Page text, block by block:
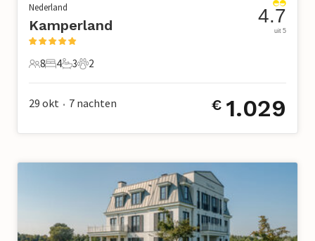
Nederland
Kamperland
8 Gasten
8
4 Slaapkamers
4
3 Badkamers
3
2 Huisdieren
2
4.7
uit 5
29 okt • 7 nachten € 1.029